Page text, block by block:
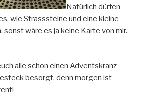
Natürlich dürfen
wie Strasssteine und eine kleine
sonst wäre es ja keine Karte von mir.
alle schon einen Adventskranz
besorgt, denn morgen ist